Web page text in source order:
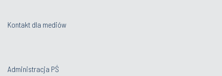
Kontakt dla mediów
Administracja PŚ